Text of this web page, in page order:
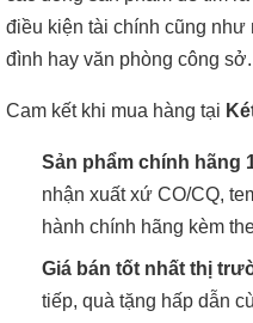
điều kiện tài chính cũng
đình hay văn phòng công sở.
Cam kết khi mua hàng tại
Sản phẩm chính hãng
nhận xuất xứ CO/CQ,
hành chính hãng kèm
Giá bán tốt nhất thị
tiếp, quà tặng hấp dẫn